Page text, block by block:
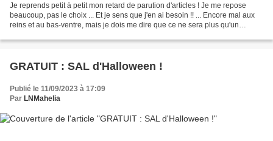
Je reprends petit à petit mon retard de parution d'articles ! Je me repose
beaucoup, pas le choix ... Et je sens que j'en ai besoin !! ... Encore mal aux
reins et au bas-ventre, mais je dois me dire que ce ne sera plus qu'un
GRATUIT : SAL d'Halloween !
Publié le 11/09/2023 à 17:09
Par LNMahelia